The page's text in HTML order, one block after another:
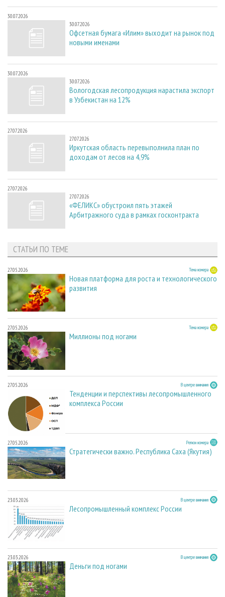
30.07.2026
30.07.2026
Офсетная бумага «Илим» выходит на рынок под
новыми именами
30.07.2026
30.07.2026
Вологодская лесопродукция нарастила экспорт
в Узбекистан на 12%
27.07.2026
27.07.2026
Иркутская область перевыполнила план по
доходам от лесов на 4,9%
27.07.2026
27.07.2026
«ФЕЛИКС» обустроил пять этажей
Арбитражного суда в рамках госконтракта
СТАТЬИ ПО ТЕМЕ
27.05.2026 Тема номера
Новая платформа для роста и технологического
развития
27.05.2026 Тема номера
Миллионы под ногами
27.05.2026 В центре внимания
Тенденции и перспективы лесопромышленного
комплекса России
27.05.2026 Регион номера
Стратегически важно. Республика Саха (Якутия)
23.03.2026 В центре внимания
Лесопромышленный комплекс России
23.03.2026 В центре внимания
Деньги под ногами